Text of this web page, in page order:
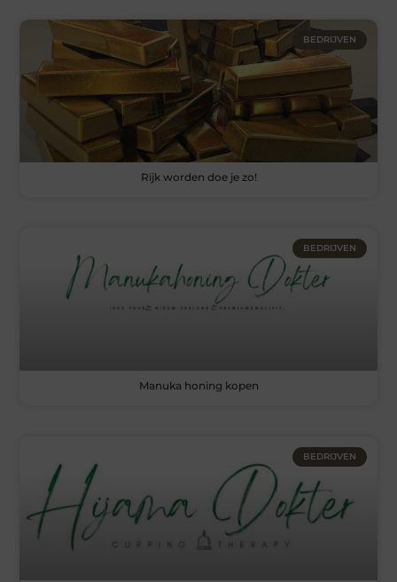
BEDRIJVEN
Rijk worden doe je zo!
BEDRIJVEN
Manuka honing kopen
BEDRIJVEN